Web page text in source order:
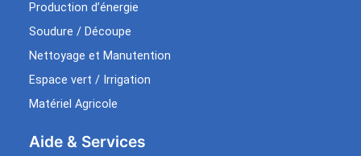
Production d’énergie
Soudure / Découpe
Nettoyage et Manutention
Espace vert / Irrigation
Matériel Agricole
Aide & Services​